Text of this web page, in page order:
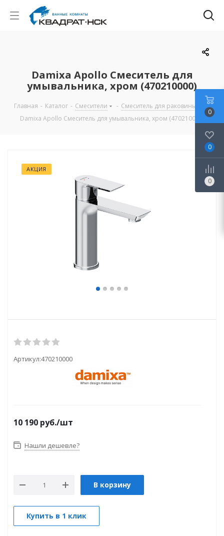
Damixa Apollo Cмеситель для
умывальника, хром (470210000)
Главная - Каталог - Смесители - Смеситель для раковины
-
Damixa Apollo Cмеситель для умывальника, хром (470210000)
АКЦИЯ
Артикул:470210000
10 190 руб./шт
Нашли дешевле?
В корзину
Купить в 1 клик
0
0
0